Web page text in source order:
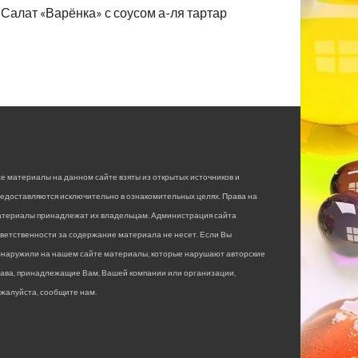
Салат «Варёнка» с соусом а-ля тартар
материалы на данном сайте взяты из открытых источников и
исключительно в ознакомительных целях. Права на
принадлежат их владельцам. Администрация сайта
за содержание материала не несет. Если Вы
на нашем сайте материалы, которые нарушают авторские
принадлежащие Вам, Вашей компании или организации,
сообщите нам.